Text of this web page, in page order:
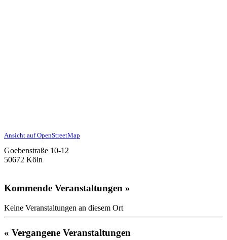
Ansicht auf OpenStreetMap
Goebenstraße 10-12
50672 Köln
Kommende Veranstaltungen »
Keine Veranstaltungen an diesem Ort
« Vergangene Veranstaltungen